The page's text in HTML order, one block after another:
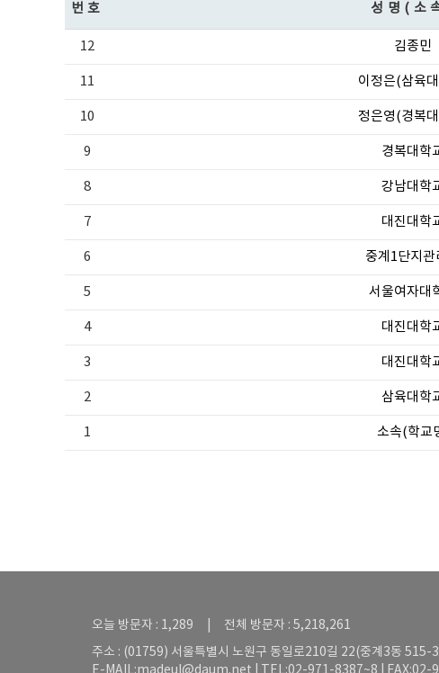
번호 성명(소
12 김종민
11 이정은(삼육
10 정은영(경복
9 경복대학
8 강남대학
7 대진대학
6 중계1단지관
5 서울여자대
4 대진대학
3 대진대학
2 삼육대학
1 소속(학교
오늘 방문자 : 1,289 | 전체 방문자 : 5,218,261
주소 : (01759) 서울특별시 노원구 동일로210길 22(중계3동 515-3)